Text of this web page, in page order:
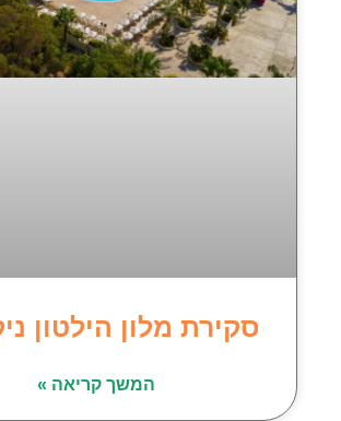
סקירת מלון הילטון
המשך קריאה »